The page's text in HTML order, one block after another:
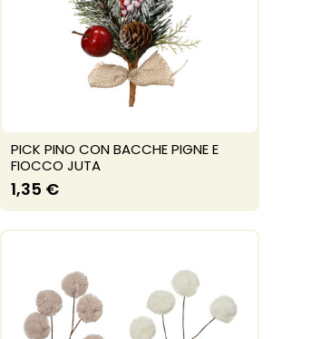
PICK PINO CON BACCHE PIGNE E
FIOCCO JUTA
1,35 €